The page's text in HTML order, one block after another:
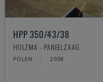
HPP 350/43/38
HOLZMA - PANEELZAAG
POLEN 2008